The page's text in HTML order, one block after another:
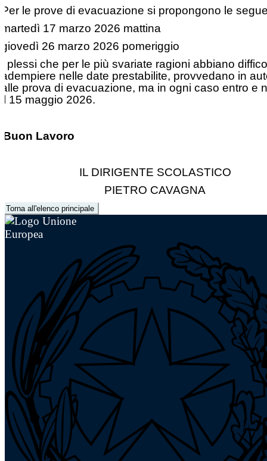
Per le prove di evacuazione si propongono le
martedì 17 marzo 2026 mattina
giovedì 26 marzo 2026 pomeriggio
I plessi che per le più svariate ragioni abbiano
adempiere nelle date prestabilite, provvedano in
alle prova di evacuazione, ma in ogni caso entro e
il 15 maggio 2026.
Buon Lavoro
IL DIRIGENTE SCOLASTICO
PIETRO CAVAGNA
Torna all'elenco principale